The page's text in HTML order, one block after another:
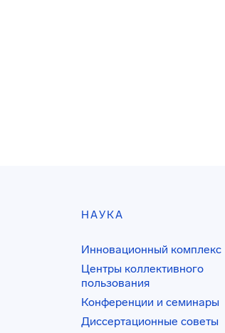
НАУКА
Инновационный комплекс
Центры коллективного
пользования
Конференции и семинары
Диссертационные советы